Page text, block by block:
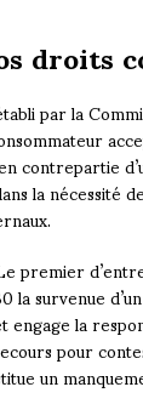
droits
par la
contrepartie
la nécessité
premier
survenue
la
pour
un